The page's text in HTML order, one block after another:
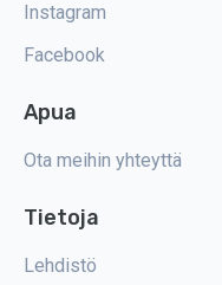
Instagram
Facebook
Apua
Ota meihin yhteyttä
Tietoja
Lehdistö